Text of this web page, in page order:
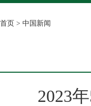
首页 > 中国新闻
2023